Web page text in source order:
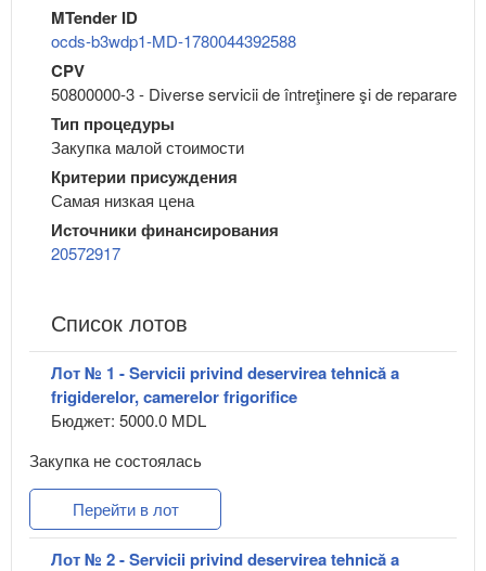
MTender ID
ocds-b3wdp1-MD-1780044392588
CPV
50800000-3 - Diverse servicii de întreţinere şi de reparare
Тип процедуры
Закупка малой стоимости
Критерии присуждения
Самая низкая цена
Источники финансирования
20572917
Список лотов
Лот № 1 - Servicii privind deservirea tehnică a
frigiderelor, camerelor frigorifice
Бюджет: 5000.0 MDL
Закупка не состоялась
Перейти в лот
Лот № 2 - Servicii privind deservirea tehnică a